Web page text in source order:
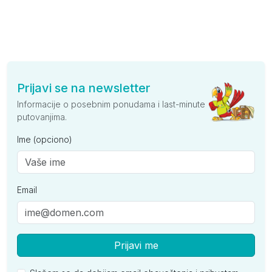
Prijavi se na newsletter
Informacije o posebnim ponudama i last-minute
putovanjima.
Ime (opciono)
Email
Prijavi me